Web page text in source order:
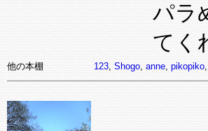
パラ
てく
他の本棚 123, Shogo, anne, pikopiko